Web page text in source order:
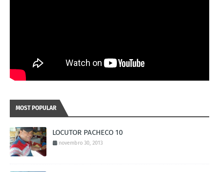
MOST POPULAR
LOCUTOR PACHECO 10
novembro 30, 2013